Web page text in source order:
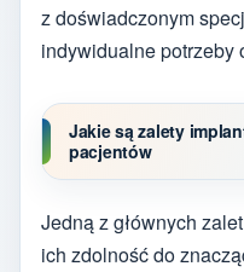
z doświadczonym
indywidualne potrzeby
Jakie są zalety
pacjentów
Jedną z głównych
ich zdolność do